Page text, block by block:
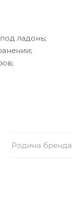
ладонь;
Родина бренда